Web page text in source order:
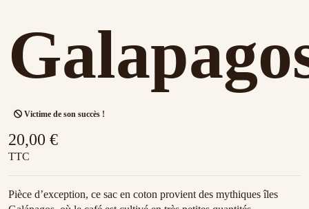
Victime de son succès !
20,00 €
TTC
Pièce d’exception, ce sac en coton provient des mythiques îles